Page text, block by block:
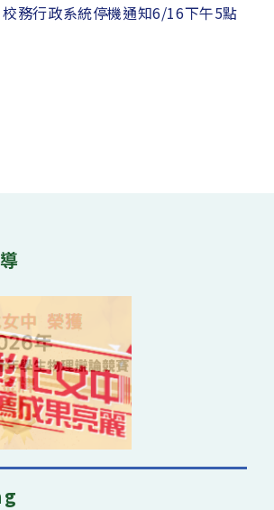
務行政系統停機通知6/16下午5點